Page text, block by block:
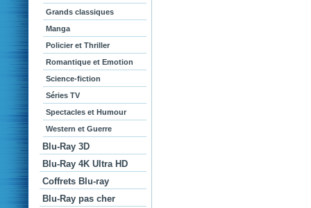
Grands classiques
Manga
Policier et Thriller
Romantique et Emotion
Science-fiction
Séries TV
Spectacles et Humour
Western et Guerre
Blu-Ray 3D
Blu-Ray 4K Ultra HD
Coffrets Blu-ray
Blu-Ray pas cher